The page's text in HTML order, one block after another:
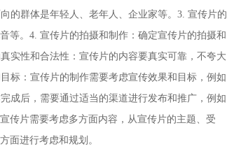
的群体是年轻人、老年人、企业家等。3. 宣传片的
等。4. 宣传片的拍摄和制作：确定宣传片的拍摄和
实性和合法性：宣传片的内容要真实可靠，不夸大
标：宣传片的制作需要考虑宣传效果和目标，例如
成后，需要通过适当的渠道进行发布和推广，例如
传片需要考虑多方面内容，从宣传片的主题、受
面进行考虑和规划。